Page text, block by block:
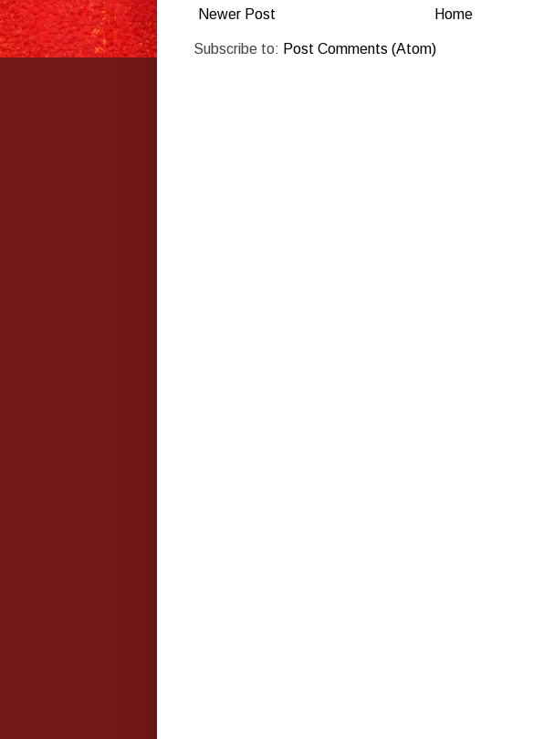
Newer Post Home
Subscribe to: Post Comments (Atom)